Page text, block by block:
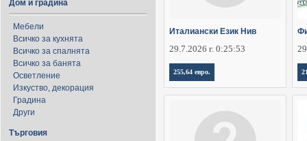
Дом и градина
Мебели
Всичко за кухнята
Всичко за спалнята
Всичко за банята
Осветление
Изкуство, декорация
Градина
Други
Търговия
Италиански Език Нив
29.7.2026 г. 0:25:53
255,64 евро.